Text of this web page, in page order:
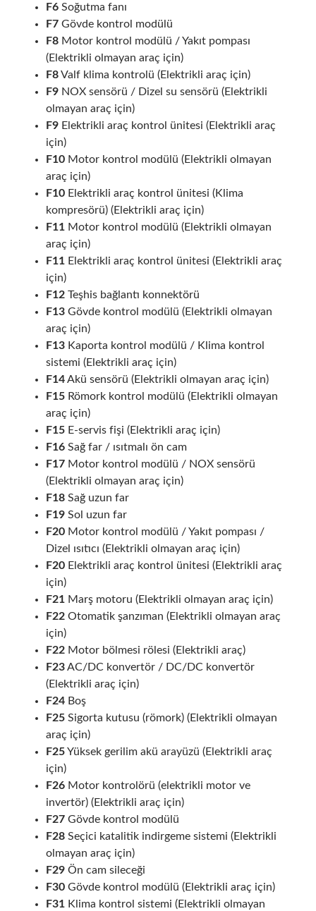
F6Soğutma fanı
F7Gövde kontrol modülü
F8Motor kontrol modülü / Yakıt pompası
(Elektrikli olmayan araç için)
F8Valf klima kontrolü (Elektrikli araç için)
F9NOX sensörü / Dizel su sensörü (Elektrikli
olmayan araç için)
F9Elektrikli araç kontrol ünitesi (Elektrikli araç
için)
F10Motor kontrol modülü (Elektrikli olmayan
araç için)
F10Elektrikli araç kontrol ünitesi (Klima
kompresörü) (Elektrikli araç için)
F11Motor kontrol modülü (Elektrikli olmayan
araç için)
F11Elektrikli araç kontrol ünitesi (Elektrikli araç
için)
F12Teşhis bağlantı konnektörü
F13Gövde kontrol modülü (Elektrikli olmayan
araç için)
F13Kaporta kontrol modülü / Klima kontrol
sistemi (Elektrikli araç için)
F14Akü sensörü (Elektrikli olmayan araç için)
F15Römork kontrol modülü (Elektrikli olmayan
araç için)
F15E-servis fişi (Elektrikli araç için)
F16Sağ far / ısıtmalı ön cam
F17Motor kontrol modülü / NOX sensörü
(Elektrikli olmayan araç için)
F18Sağ uzun far
F19Sol uzun far
F20Motor kontrol modülü / Yakıt pompası /
Dizel ısıtıcı (Elektrikli olmayan araç için)
F20Elektrikli araç kontrol ünitesi (Elektrikli araç
için)
F21Marş motoru (Elektrikli olmayan araç için)
F22Otomatik şanzıman (Elektrikli olmayan araç
için)
F22Motor bölmesi rölesi (Elektrikli araç)
F23AC/DC konvertör / DC/DC konvertör
(Elektrikli araç için)
F24Boş
F25Sigorta kutusu (römork) (Elektrikli olmayan
araç için)
F25Yüksek gerilim akü arayüzü (Elektrikli araç
için)
F26Motor kontrolörü (elektrikli motor ve
invertör) (Elektrikli araç için)
F27Gövde kontrol modülü
F28Seçici katalitik indirgeme sistemi (Elektrikli
olmayan araç için)
F29Ön cam sileceği
F30Gövde kontrol modülü (Elektrikli araç için)
F31Klima kontrol sistemi (Elektrikli olmayan